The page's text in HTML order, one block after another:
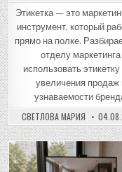
Этикетка — это
инструмент, который
прямо на полке.
отделу маркетинга
использовать
увеличения продаж
узнаваемости
СВЕТЛОВА МАРИЯ
Posted